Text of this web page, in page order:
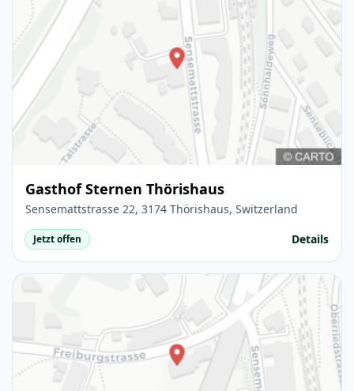
Gasthof Sternen Thörishaus
Sensemattstrasse 22, 3174 Thörishaus, Switzerland
Jetzt offen Details